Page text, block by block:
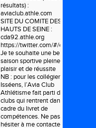
résultats) :
aviaclub.athle.com
SITE DU COMITE DES
HAUTS DE SEINE :
cda92.athle.org
https://twitter.com/#/ecoleathleavia
Je te souhaite une belle
saison sportive pleine de
plaisir et de réussite
NB : pour les collégiens
Isséens, l’Avia Club
Athlétisme fait parti des
clubs qui rentrent dans le
cadre du livret de
compétences. Ne pas
hésiter à me contacter à